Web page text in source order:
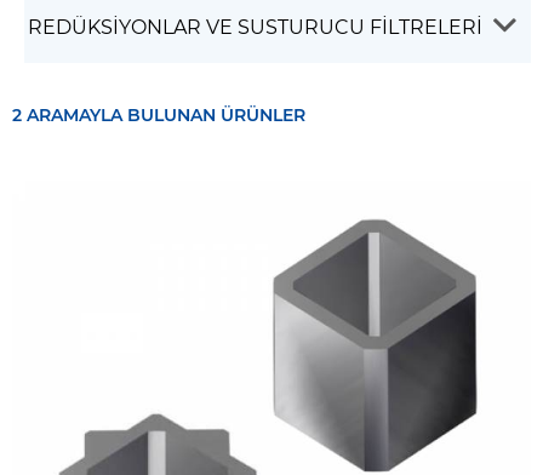
2 ARAMAYLA BULUNAN ÜRÜNLER